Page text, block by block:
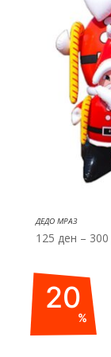
ДЕДО МРАЗ
125 ден – 300
20
%